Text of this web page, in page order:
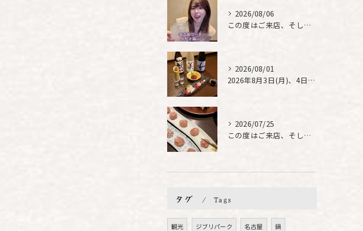
2026/08/06
この度はご来店、そして素敵なご紹介誠にありがとうございます✨...
2026/08/01
2026年8月3日(月)、4日(火)は、臨時休業させて頂きま...
2026/07/25
この度はご来店、そして素敵なご紹介誠にありがとうございます✨...
タグ Tags
観光 ジブリパーク 名古屋 鍋